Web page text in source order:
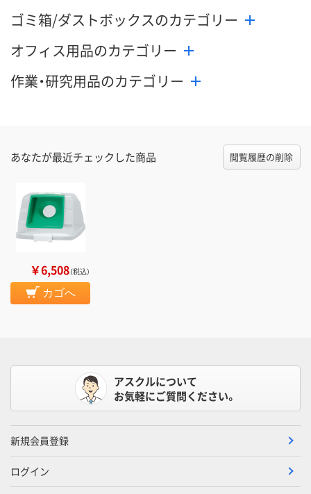
カゴへ カゴへ
ゴミ箱/ダストボックスのカテゴリー
オフィス用品のカテゴリー
作業・研究用品のカテゴリー
あなたが最近チェックした商品 閲覧履歴の削除
￥6,508（税込）
カゴへ
アスクルについて
お気軽にご質問ください。
新規会員登録
ログイン